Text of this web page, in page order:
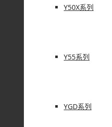
Y50X系列
Y55系列
YGD系列